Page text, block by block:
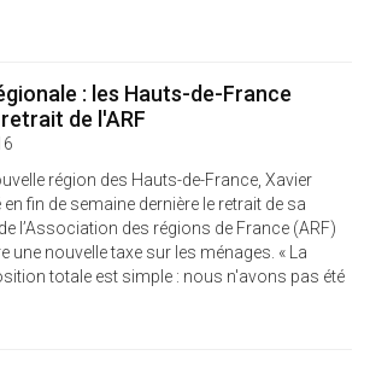
: les Hauts-de-France
de l'ARF
région des Hauts-de-France, Xavier
fin de semaine dernière le retrait de sa
l’Association des régions de France (ARF)
une nouvelle taxe sur les ménages. « La
totale est simple : nous n'avons pas été